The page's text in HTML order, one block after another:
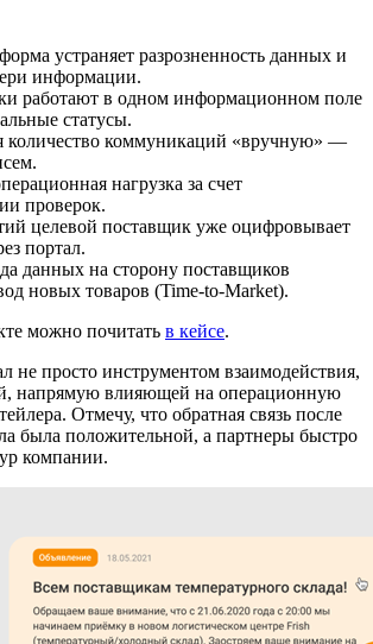
устраняет разрозненность данных и
информации.
работают в одном информационном поле
статусы.
количество коммуникаций «вручную» —
нагрузка за счет
проверок.
целевой поставщик уже оцифровывает
портал.
данных на сторону поставщиков
новых товаров (Time-to-Market).
можно почитать в кейсе.
не просто инструментом взаимодействия,
напрямую влияющей на операционную
Отмечу, что обратная связь после
была положительной, а партнеры быстро
компании.